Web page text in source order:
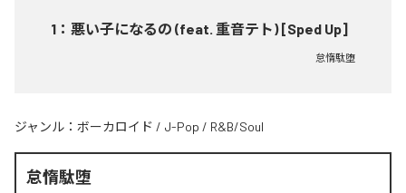
1 ： 悪い子になるの (feat. 重音テト) [Sped Up]
怠惰駄堕
ジャンル： ボーカロイド / J-Pop / R&B/Soul
怠惰駄堕